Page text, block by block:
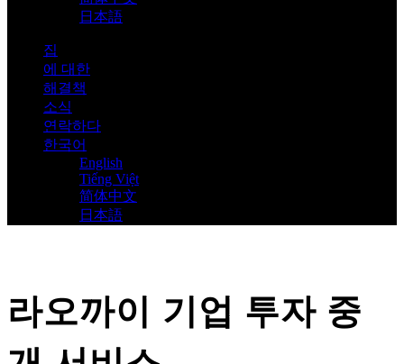
日本語
집
에 대한
해결책
소식
연락하다
한국어
English
Tiếng Việt
简体中文
日本語
라오까이 기업 투자 중